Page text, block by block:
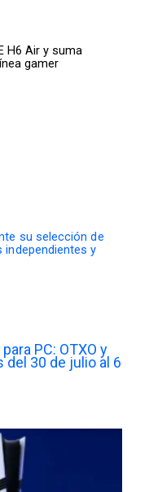
H6 Air y suma
gamer
PC: OTXO y
30 de julio al 6